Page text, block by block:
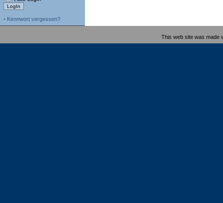
- Kennwort vergessen?
This web site was made